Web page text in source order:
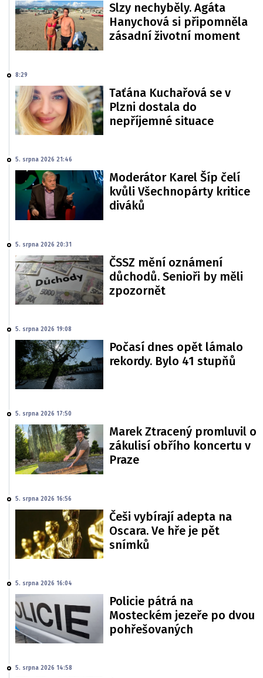
Slzy nechyběly. Agáta
Hanychová si připomněla
zásadní životní moment
8:29
Taťána Kuchařová se v
Plzni dostala do
nepříjemné situace
5. srpna 2026 21:46
Moderátor Karel Šíp čelí
kvůli Všechnopárty kritice
diváků
5. srpna 2026 20:31
ČSSZ mění oznámení
důchodů. Senioři by měli
zpozornět
5. srpna 2026 19:08
Počasí dnes opět lámalo
rekordy. Bylo 41 stupňů
5. srpna 2026 17:50
Marek Ztracený promluvil o
zákulisí obřího koncertu v
Praze
5. srpna 2026 16:56
Češi vybírají adepta na
Oscara. Ve hře je pět
snímků
5. srpna 2026 16:04
Policie pátrá na
Mosteckém jezeře po dvou
pohřešovaných
5. srpna 2026 14:58